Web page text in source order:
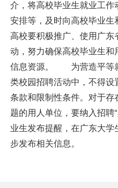
介，将高校毕业生就业工
安排等，及时向高校毕业生
高校要积极推广、使用广
动，努力确保高校毕业生
信息资源。 为营造平等
类校园招聘活动中，不得
条款和限制性条件。对于
题的用人单位，要纳入招聘
业生发布提醒，在广东大学
步发布相关信息。